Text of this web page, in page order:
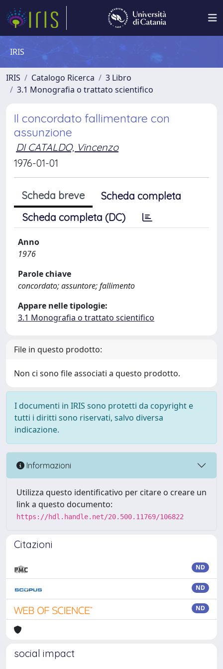
IRIS
IRIS Catalogo Ricerca
3 Libro
3.1 Monografia o trattato scientifico
Il concordato fallimentare con
assunzione
DI CATALDO, Vincenzo
1976-01-01
Scheda breve
Scheda completa
Scheda completa (DC)
Anno
1976
Parole chiave
concordato; assuntore; fallimento
Appare nelle tipologie:
3.1 Monografia o trattato scientifico
File in questo prodotto:
Non ci sono file associati a questo prodotto.
I documenti in IRIS sono protetti da copyright e
tutti i diritti sono riservati, salvo diversa
indicazione.
Informazioni
Utilizza questo identificativo per citare o creare un
link a questo documento:
https://hdl.handle.net/20.500.11769/106822
Citazioni
ND
ND
ND
social impact